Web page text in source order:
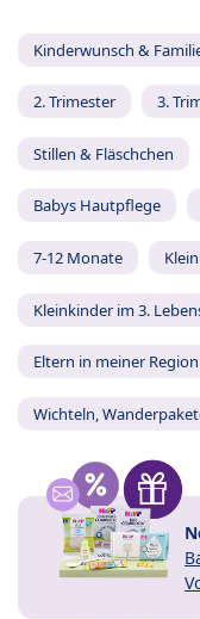
Kinderwunsch &
2. Trimester 3.
Stillen & Fläschchen
Babys Hautpflege
7-12 Monate
Kleinkinder im 3.
Eltern in meiner Region
Wichteln,